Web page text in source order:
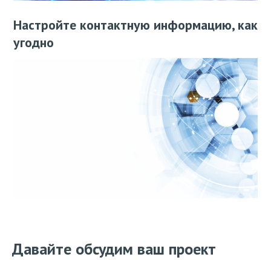
Настройте контактную информацию, как
угодно
Давайте обсудим ваш проект